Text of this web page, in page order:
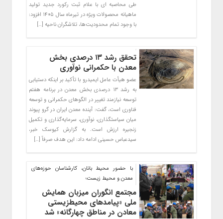
طی محاصبه ای با علام ثبت رکورد جدید تولید
ماهیانه محصولات ویژه در تیرماه سال ۱۴۰۵ افزود:
با وجود تمام محدودیت‌ها، تلاشگران ناحیه […]
تحقق رشد ۱۳ درصدی بخش
معدن با حکمرانی نوآوری
عضو هیأت عامل ایمیدرو با تأکید بر اینکه دستیابی
به رشد ۱۳ درصدی بخش معدن در برنامه هفتم
توسعه نیازمند تغییر در الگوهای حکمرانی و توسعه
فناوری است، گفت: آینده معدن ایران در گرو پیوند
میان سیاستگذاری، نوآوری، سرمایه‌گذاری و تکمیل
زنجیره ارزش است. به گزارش کیوسک خبر،
سیدعباس حسینی ادامه داد: این هدف صرفاً […]
با حضور محیط بانان، کارشناسان حوزه‌های
معدن و محیط زیست؛
مجتمع انگوران میزبان همایش
ملی «پیامدهای محیط‌زیستی
معادن در مناطق چهارگانه» شد